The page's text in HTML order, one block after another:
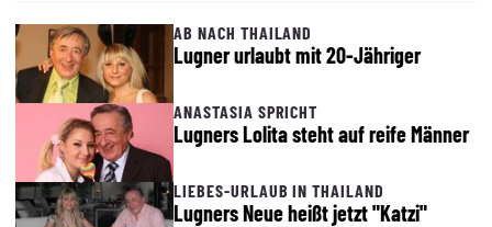
AB NACH THAILAND
Lugner urlaubt mit 20-Jähriger
ANASTASIA SPRICHT
Lugners Lolita steht auf reife Männer
LIEBES-URLAUB IN THAILAND
Lugners Neue heißt jetzt "Katzi"